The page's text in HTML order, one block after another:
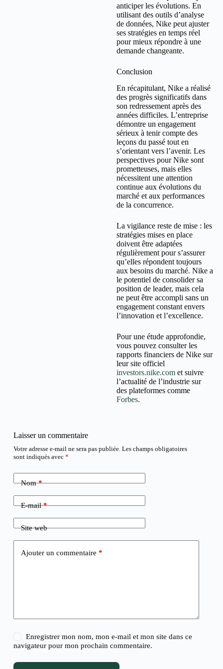
anticiper les évolutions. En
utilisant des outils d’analyse
de données, Nike peut ajuster
ses stratégies en temps réel
pour mieux répondre à une
demande changeante.
Conclusion
En récapitulant, Nike a réalisé
des progrès significatifs dans
son redressement après des
années difficiles. L’entreprise
démontre un engagement
sérieux à tenir compte des
leçons du passé tout en
s’orientant vers l’avenir. Les
perspectives pour Nike sont
prometteuses, mais elles
nécessitent une attention
continue aux évolutions du
marché et aux performances
de la concurrence.
La vigilance reste de mise : les
stratégies mises en place
doivent être adaptées
régulièrement pour s’assurer
qu’elles répondent toujours
aux besoins du marché. Nike a
le potentiel de consolider sa
position de leader, mais cela
ne peut être accompli sans un
engagement constant envers
l’innovation et l’excellence.
Pour une étude approfondie,
vous pouvez consulter les
rapports financiers de Nike sur
leur site officiel
investors.nike.com et suivre
l’actualité de l’industrie sur
des plateformes comme
Forbes.
Laisser un commentaire
Votre adresse e-mail ne sera pas publiée. Les champs obligatoires
sont indiqués avec *
Nom*
E-mail*
Site web
Ajouter un commentaire *
Enregistrer mon nom, mon e-mail et mon site dans ce
navigateur pour mon prochain commentaire.